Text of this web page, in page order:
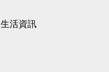
生活資訊